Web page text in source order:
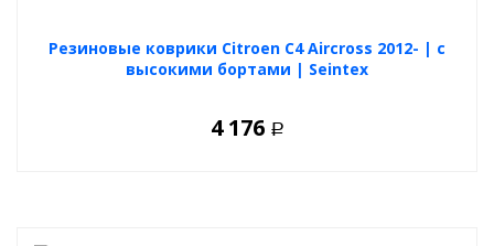
Резиновые коврики Citroen C4 Aircross 2012- | с
высокими бортами | Seintex
4 176 Р